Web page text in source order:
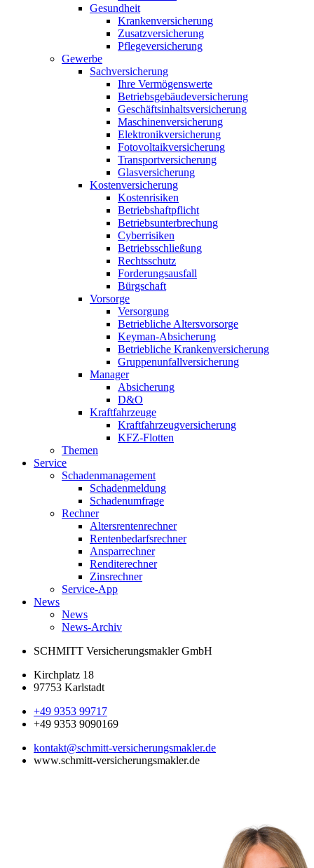
Gesundheit
Krankenversicherung
Zusatzversicherung
Pflegeversicherung
Gewerbe
Sachversicherung
Ihre Vermögenswerte
Betriebsgebäudeversicherung
Geschäftsinhaltsversicherung
Maschinenversicherung
Elektronikversicherung
Fotovoltaikversicherung
Transportversicherung
Glasversicherung
Kostenversicherung
Kostenrisiken
Betriebshaftpflicht
Betriebsunterbrechung
Cyberrisiken
Betriebsschließung
Rechtsschutz
Forderungsausfall
Bürgschaft
Vorsorge
Versorgung
Betriebliche Altersvorsorge
Keyman-Absicherung
Betriebliche Krankenversicherung
Gruppenunfallversicherung
Manager
Absicherung
D&O
Kraftfahrzeuge
Kraftfahrzeugversicherung
KFZ-Flotten
Themen
Service
Schadenmanagement
Schadenmeldung
Schadenumfrage
Rechner
Altersrentenrechner
Rentenbedarfsrechner
Ansparrechner
Renditerechner
Zinsrechner
Service-App
News
News
News-Archiv
SCHMITT Versicherungsmakler GmbH
Kirchplatz 18
97753 Karlstadt
+49 9353 99717
+49 9353 9090169
kontakt@schmitt-versicherungsmakler.de
www.schmitt-versicherungsmakler.de